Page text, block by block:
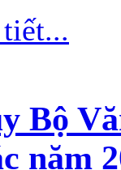
Bộ
năm